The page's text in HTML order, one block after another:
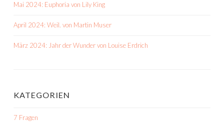
Mai 2024: Euphoria von Lily King
April 2024: Weil. von Martin Muser
März 2024: Jahr der Wunder von Louise Erdrich
KATEGORIEN
7 Fragen